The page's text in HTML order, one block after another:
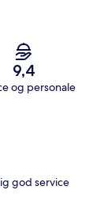
9,4
og personale
god service